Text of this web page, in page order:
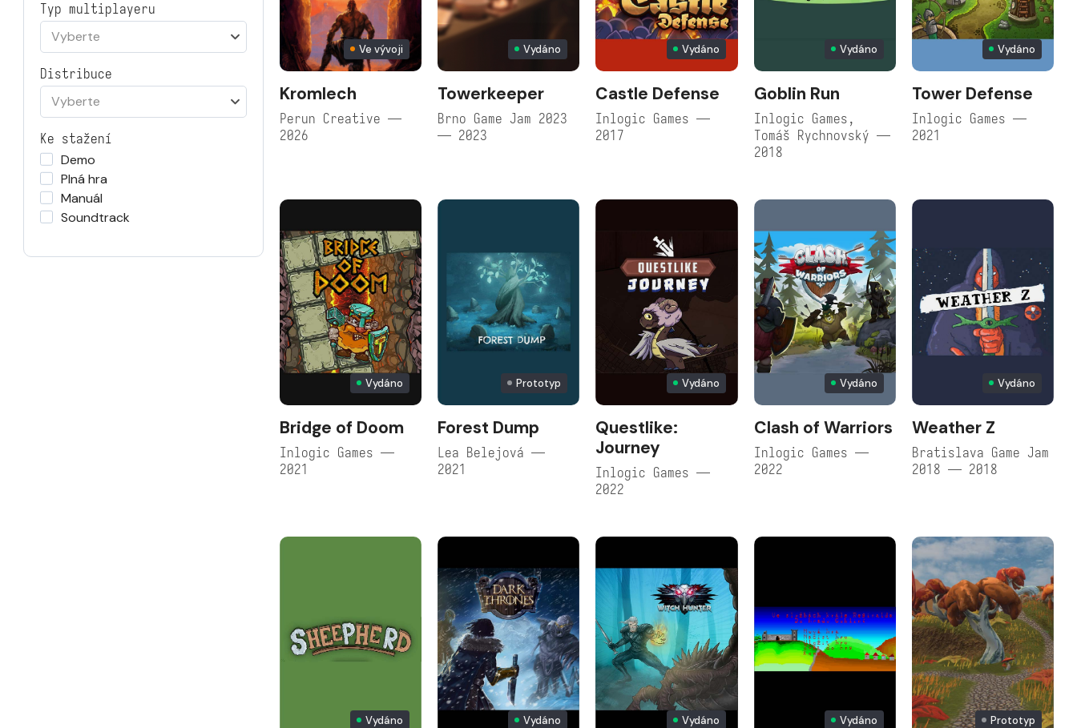
Typ multiplayeru
Vyberte
Distribuce
Vyberte
Ke stažení
Demo
Plná hra
Manuál
Soundtrack
Ve vývoji
Kromlech
Perun Creative —
2026
Vydáno
Towerkeeper
Brno Game Jam 2023
— 2023
Vydáno
Castle Defense
Inlogic Games —
2017
Vydáno
Goblin Run
Inlogic Games,
Tomáš Rychnovský —
2018
Vydáno
Tower Defense
Inlogic Games —
2021
Vydáno
Bridge of Doom
Inlogic Games —
2021
Prototyp
Forest Dump
Lea Belejová —
2021
Vydáno
Questlike:
Journey
Inlogic Games —
2022
Vydáno
Clash of Warriors
Inlogic Games —
2022
Vydáno
Weather Z
Bratislava Game Jam
2018 — 2018
Vydáno Vydáno Vydáno Vydáno Prototyp